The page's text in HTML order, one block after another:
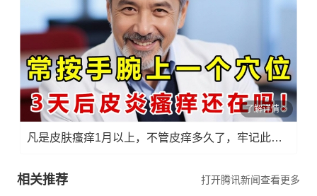
了解详情
凡是皮肤瘙痒1月以上，不管皮痒多久了，牢记此法，快！准！狠！
相关推荐 打开腾讯新闻查看更多